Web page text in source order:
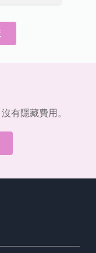
有隱藏費用。